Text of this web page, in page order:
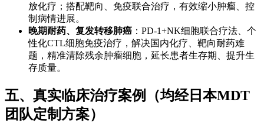
放化疗；搭配靶向、免疫联合治疗，有效缩小肿瘤、控
制病情进展。
晚期耐药、复发转移肺癌 ：PD-1+NK细胞联合疗法、个
性化CTL细胞免疫治疗，解决国内化疗、靶向耐药难
题，精准清除残余肿瘤细胞，延长患者生存期、提升生
存质量。
五、真实临床治疗案例（均经日本MDT
团队定制方案）